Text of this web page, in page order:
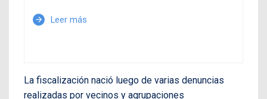
arrow_forward Leer más
La fiscalización nació luego de varias denuncias
realizadas por vecinos y agrupaciones